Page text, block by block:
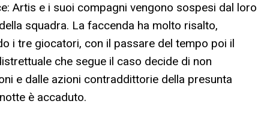
Artis e i suoi compagni vengono sospesi dal loro
squadra. La faccenda ha molto risalto,
i tre giocatori, con il passare del tempo poi il
che segue il caso decide di non
e dalle azioni contraddittorie della presunta
è accaduto.